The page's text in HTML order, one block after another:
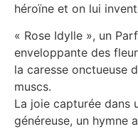
héroïne et on lui
« Rose Idylle », un
enveloppante des
la caresse onctueuse
muscs.
La joie capturée dans
généreuse, un hymne